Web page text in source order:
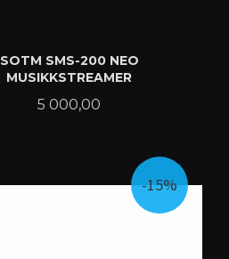
SOTM SMS-200 NEO
MUSIKKSTREAMER
Pris
5 000,00
-15%